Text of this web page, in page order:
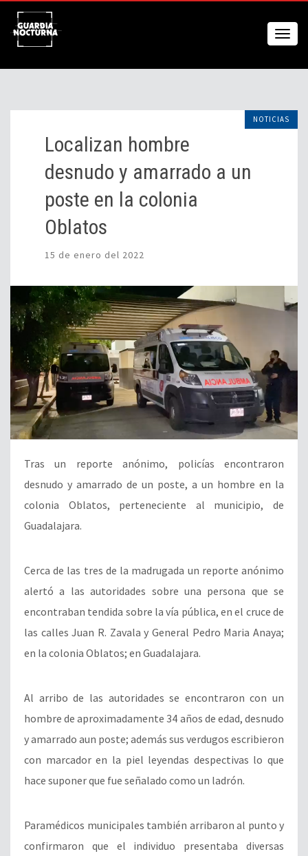
NOTICIAS
Localizan hombre
desnudo y amarrado a un
poste en la colonia
Oblatos
15 de enero del 2022
Tras un reporte anónimo, policías encontraron
desnudo y amarrado de un poste, a un hombre en la
colonia Oblatos, perteneciente al municipio, de
Guadalajara.
Cerca de las tres de la madrugada un reporte anónimo
alertó a las autoridades sobre una persona que se
encontraban tendida sobre la vía pública, en el cruce de
las calles Juan R. Zavala y General Pedro Maria Anaya;
en la colonia Oblatos; en Guadalajara.
Al arribo de las autoridades se encontraron con un
hombre de aproximadamente 34 años de edad, desnudo
y amarrado aun poste; además sus verdugos escribieron
con marcador en la piel leyendas despectivas lo que
hace suponer que fue señalado como un ladrón.
Paramédicos municipales también arribaron al punto y
confirmaron que el individuo presentaba diversas